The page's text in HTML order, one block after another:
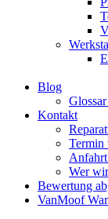
Blog
Kontakt
Termin
Wer
Bewertung
VanMoof